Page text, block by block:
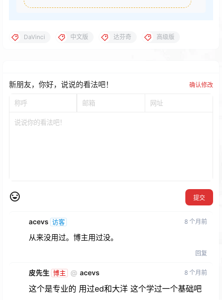
DaVinci 中文版 达芬奇 高级版
新朋友，你好，说说的看法吧！ 确认修改
提交
acevs 访客 8 个月前
从来没用过。博主用过没。
回复
皮先生 博主 @ acevs 8 个月前
这个是专业的 用过ed和大洋 这个学过一个基础吧